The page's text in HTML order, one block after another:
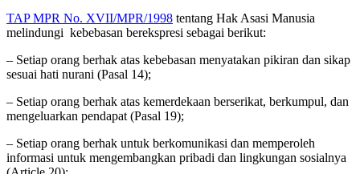
TAP MPR No. XVII/MPR/1998 tentang Hak Asasi Manusia
melindungi kebebasan berekspresi sebagai berikut:
– Setiap orang berhak atas kebebasan menyatakan pikiran dan sikap
sesuai hati nurani (Pasal 14);
– Setiap orang berhak atas kemerdekaan berserikat, berkumpul, dan
mengeluarkan pendapat (Pasal 19);
– Setiap orang berhak untuk berkomunikasi dan memperoleh
informasi untuk mengembangkan pribadi dan lingkungan sosialnya